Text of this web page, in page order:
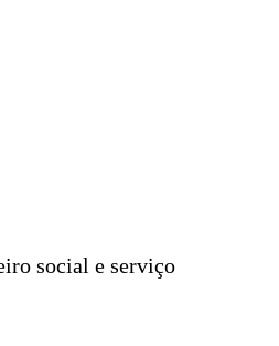
social e serviço